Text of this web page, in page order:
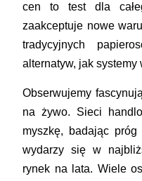
cen to test dla
zaakceptuje nowe
tradycyjnych
alternatyw, jak
Obserwujemy
na żywo. Sieci
myszkę, badając
wydarzy się w
rynek na lata. Wiele